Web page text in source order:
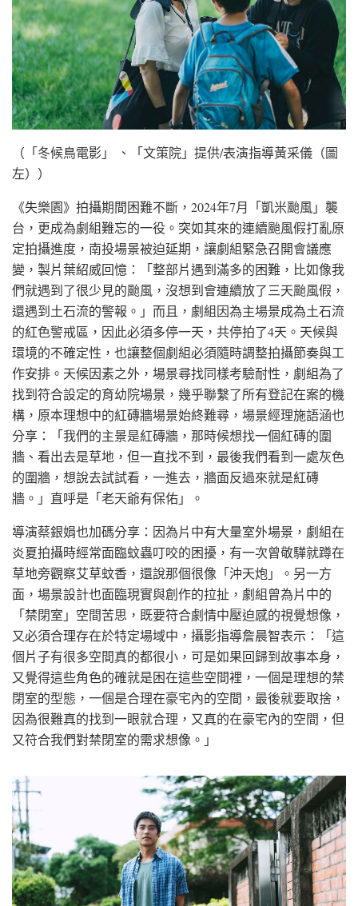
（「冬候鳥電影」 、「文策院」提供/表演指導黃采儀（圖
左））
《失樂園》拍攝期間困難不斷，2024年7月「凱米颱風」襲
台，更成為劇組難忘的一役。突如其來的連續颱風假打亂原
定拍攝進度，南投場景被迫延期，讓劇組緊急召開會議應
變，製片葉紹威回憶：「整部片遇到滿多的困難，比如像我
們就遇到了很少見的颱風，沒想到會連續放了三天颱風假，
還遇到土石流的警報。」而且，劇組因為主場景成為土石流
的紅色警戒區，因此必須多停一天，共停拍了4天。天候與
環境的不確定性，也讓整個劇組必須隨時調整拍攝節奏與工
作安排。天候因素之外，場景尋找同樣考驗耐性，劇組為了
找到符合設定的育幼院場景，幾乎聯繫了所有登記在案的機
構，原本理想中的紅磚牆場景始終難尋，場景經理施語涵也
分享：「我們的主景是紅磚牆，那時候想找一個紅磚的圍
牆、看出去是草地，但一直找不到，最後我們看到一處灰色
的圍牆，想說去試試看，一進去，牆面反過來就是紅磚
牆。」直呼是「老天爺有保佑」。
導演蔡銀娟也加碼分享：因為片中有大量室外場景，劇組在
炎夏拍攝時經常面臨蚊蟲叮咬的困擾，有一次曾敬驊就蹲在
草地旁觀察艾草蚊香，還說那個很像「沖天炮」。另一方
面，場景設計也面臨現實與創作的拉扯，劇組曾為片中的
「禁閉室」空間苦思，既要符合劇情中壓迫感的視覺想像，
又必須合理存在於特定場域中，攝影指導詹晨智表示：「這
個片子有很多空間真的都很小，可是如果回歸到故事本身，
又覺得這些角色的確就是困在這些空間裡，一個是理想的禁
閉室的型態，一個是合理在豪宅內的空間，最後就要取捨，
因為很難真的找到一眼就合理，又真的在豪宅內的空間，但
又符合我們對禁閉室的需求想像。」